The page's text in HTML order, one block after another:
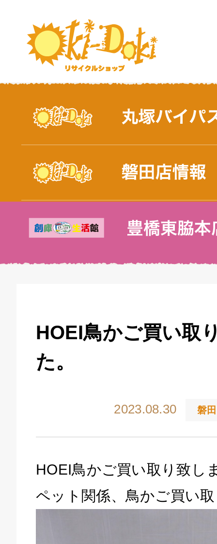
HOEI鳥かご買い取
た。
2023.08.30 磐
HOEI鳥かご買い取り致し
ペット関係、鳥かご買い